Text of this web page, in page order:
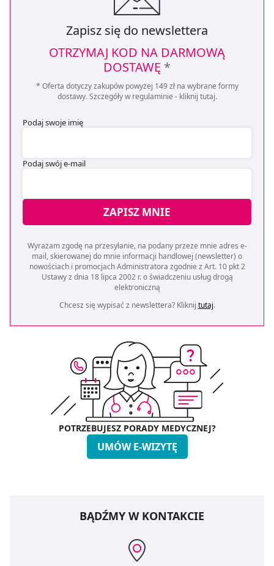
pozyskiwanie od Ciebie danych, które nie są niezbędne
dla funkcjonowania Strony. Będzie się to jednak wiązało
Zapisz się do newslettera
OTRZYMAJ KOD NA DARMOWĄ
DOSTAWĘ *
* Oferta dotyczy zakupów powyżej 149 zł na wybrane formy
dostawy. Szczegóły w regulaminie - kliknij tutaj.
Podaj swoje imię
Podaj swój e-mail
ZAPISZ MNIE
Wyrażam zgodę na przesyłanie, na podany przeze mnie adres e-
mail, skierowanej do mnie informacji handlowej (newsletter) o
nowościach i promocjach Administratora zgodnie z Art. 10 pkt 2
Ustawy z dnia 18 lipca 2002 r. o świadczeniu usług drogą
elektroniczną
Chcesz się wypisać z newslettera? Kliknij tutaj.
POTRZEBUJESZ PORADY MEDYCZNEJ?
UMÓW E-WIZYTĘ
BĄDŹMY W KONTAKCIE